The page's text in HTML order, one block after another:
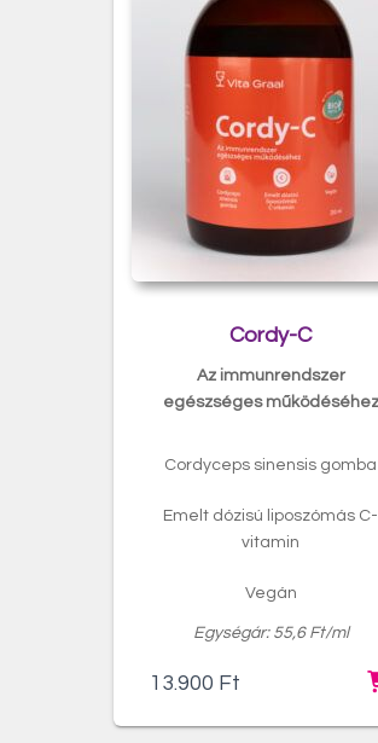
Cordy-C
Az immunrendszer
egészséges működéséhez
Cordyceps sinensis gomba
Emelt dózisú liposzómás C-
vitamin
Vegán
Egységár: 55,6 Ft/ml
13.900 Ft